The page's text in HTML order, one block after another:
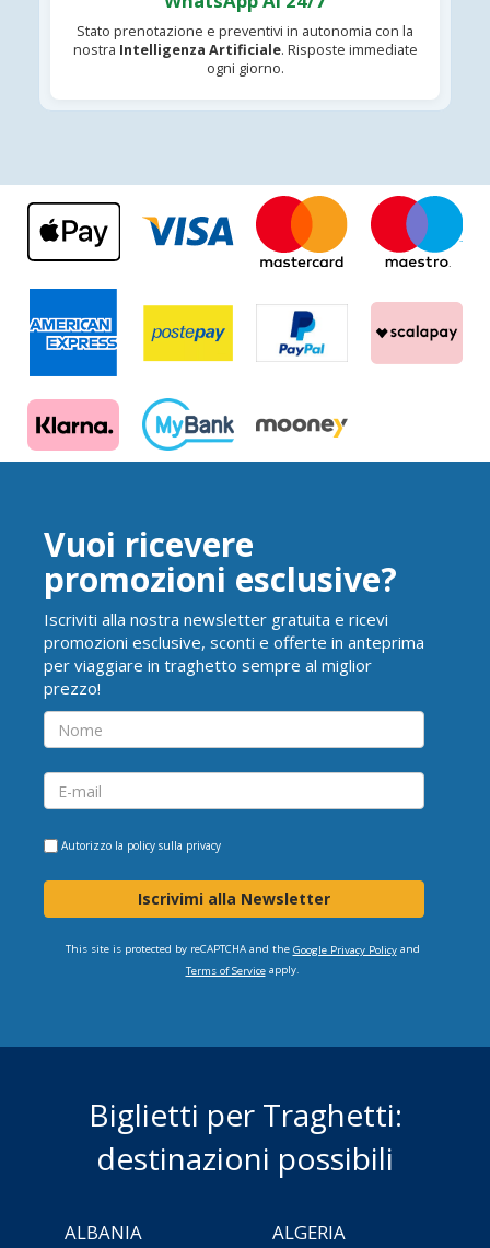
Stato prenotazione e preventivi in autonomia con la
nostra Intelligenza Artificiale. Risposte immediate
ogni giorno.
Vuoi ricevere
promozioni esclusive?
Iscriviti alla nostra newsletter gratuita e ricevi
promozioni esclusive, sconti e offerte in anteprima
per viaggiare in traghetto sempre al miglior
prezzo!
Autorizzo la policy sulla privacy
Iscrivimi alla Newsletter
This site is protected by reCAPTCHA and the Google Privacy Policyand
Terms of Serviceapply.
Biglietti per Traghetti:
destinazioni possibili
ALBANIA
ALGERIA